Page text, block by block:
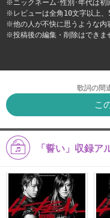
※ニックネーム･性別･年代は初
※レビューは全角10文字以上、
※他の人が不快に思うような内
※投稿後の編集・削除はできま
歌詞の間
こ
「誓い」収録ア